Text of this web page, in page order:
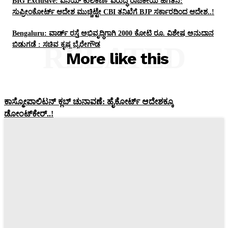
ಸುಪ್ರೀಂಕೋರ್ಟ್‌ ಆದೇಶ ಮುಚ್ಚಿಟ್ಟೇ CBI ತನಿಖೆಗೆ BJP ಸರ್ಕಾರದಿಂದ ಆದೇಶ..!
Bengaluru: ವಾರ್ಡ್ ರಸ್ತೆ ಅಭಿವೃದ್ಧಿಗಾಗಿ 2000 ಕೋಟಿ ರೂ. ವಿಶೇಷ ಅನುದಾನ
ಬಿಡುಗಡೆ : ಸಚಿವ ಕೃಷ್ಣ ಬೈರೇಗೌಡ
More like this
RELATED
ಕಾಸ್ಮೋಪಾಲಿಟನ್‌ ಕ್ಲಬ್‌ ಚುನಾವಣೆ: ಹೈಕೋರ್ಟ್‌ ಆದೇಶಕ್ಕೂ
ಡೋಂಟ್‌ಕೇರ್‌..!